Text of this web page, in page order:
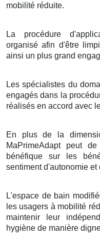
mobilité réduite.
La procédure
organisé afin d'être
ainsi un plus grand
Les spécialistes du
engagés dans la
réalisés en accord avec
En plus de la
MaPrimeAdapt peut
bénéfique sur les
sentiment d'autonomie et
L'espace de bain
les usagers à mobilité
maintenir leur
hygiène de manière